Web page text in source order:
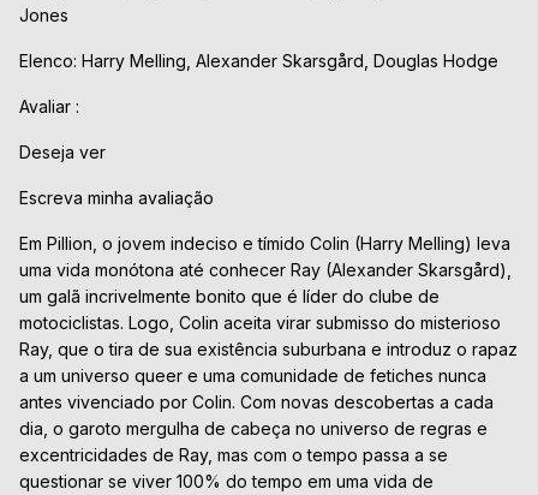
Jones
Elenco: Harry Melling, Alexander Skarsgård, Douglas Hodge
Avaliar :
Deseja ver
Escreva minha avaliação
Em Pillion, o jovem indeciso e tímido Colin (Harry Melling) leva
uma vida monótona até conhecer Ray (Alexander Skarsgård),
um galã incrivelmente bonito que é líder do clube de
motociclistas. Logo, Colin aceita virar submisso do misterioso
Ray, que o tira de sua existência suburbana e introduz o rapaz
a um universo queer e uma comunidade de fetiches nunca
antes vivenciado por Colin. Com novas descobertas a cada
dia, o garoto mergulha de cabeça no universo de regras e
excentricidades de Ray, mas com o tempo passa a se
questionar se viver 100% do tempo em uma vida de